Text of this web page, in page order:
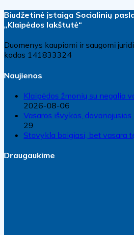
Biudžetinė įstaiga Socialinių
„Klaipėdos lakštutė“
Duomenys kaupiami ir saugomi
kodas 141833324
Naujienos
Klaipėdos žmonių su negalia
2026-08-06
Vasaros išvykos,
29
Stovykla baigiasi, bet vasara
Draugaukime